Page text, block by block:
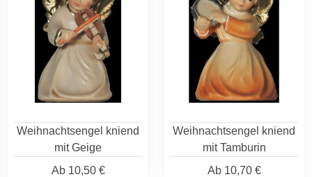
Weihnachtsengel kniend
mit Geige
Ab10,50 €
Weihnachtsengel kniend
mit Tamburin
Ab10,70 €